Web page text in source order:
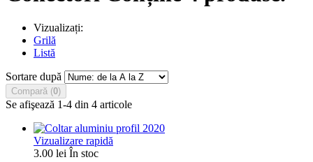
Vizualizați:
Grilă
Listă
Sortare după
Compară (0)
Se afişează 1-4 din 4 articole
Vizualizare rapidă
3.00 lei În stoc